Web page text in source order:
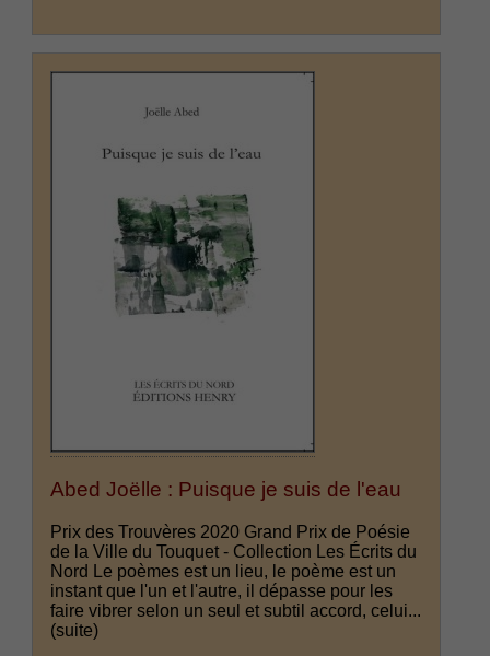
Abed Joëlle : Puisque je suis de l'eau
Prix des Trouvères 2020 Grand Prix de Poésie
de la Ville du Touquet - Collection Les Écrits du
Nord Le poèmes est un lieu, le poème est un
instant que l'un et l'autre, il dépasse pour les
faire vibrer selon un seul et subtil accord, celui...
(suite)